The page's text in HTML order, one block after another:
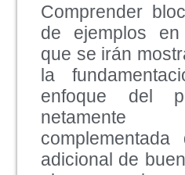
Comprender
de ejemplos
que se irán
la
enfoque del
complementada
adicional de